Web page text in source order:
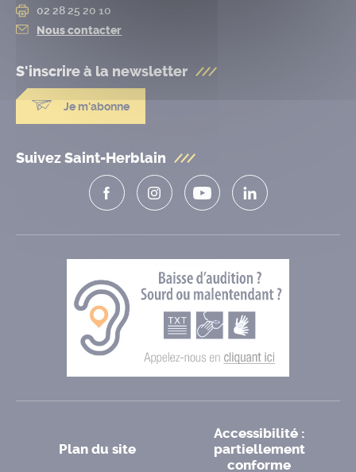
02 28 25 20 10
Nous contacter
S'inscrire à la newsletter
Je m'abonne
Suivez Saint-Herblain
Plan du site
Accessibilité :
partiellement
conforme